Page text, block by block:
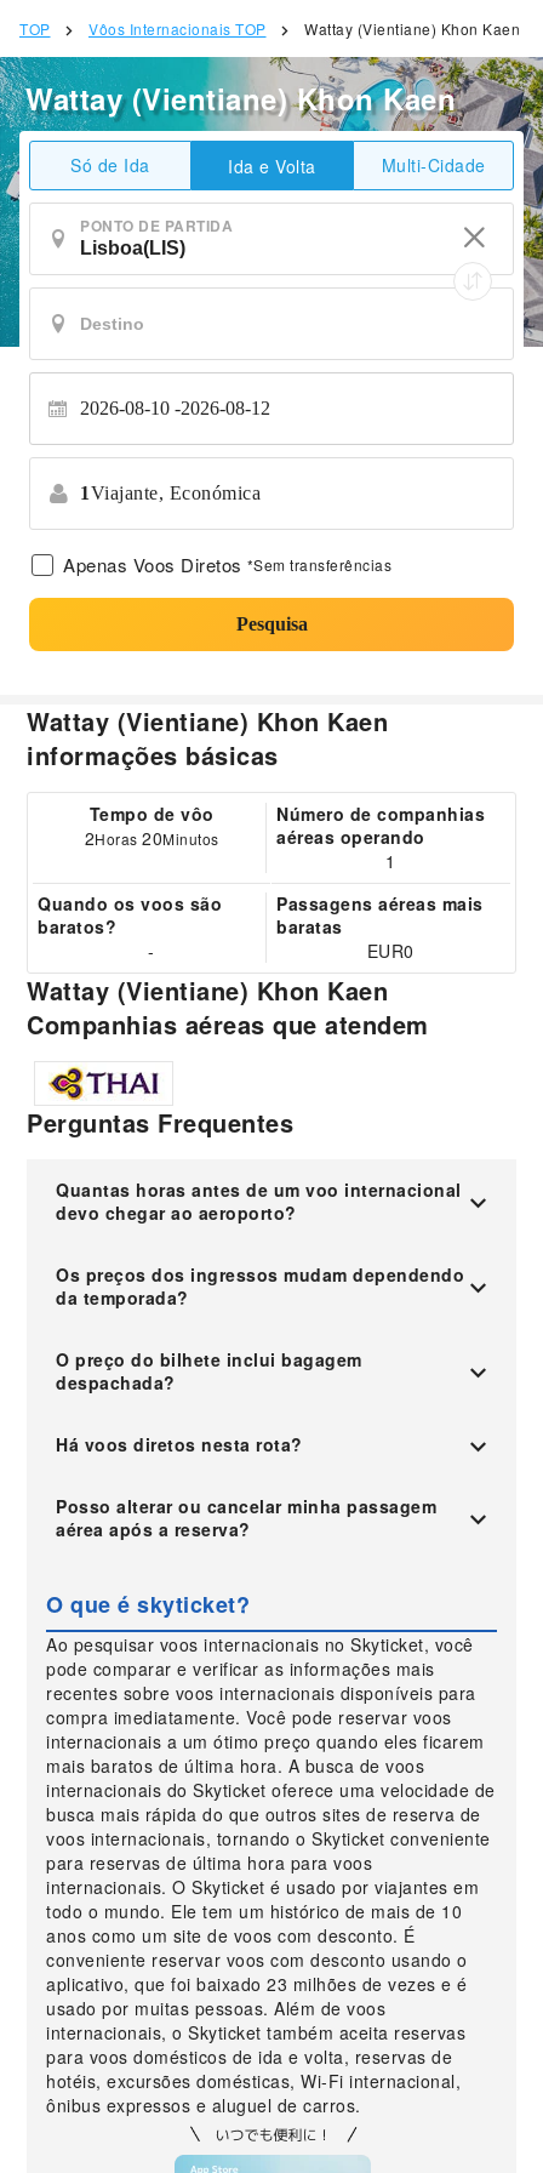
TOP Vôos Internacionais TOP Wattay (Vientiane) Khon Kaen
Wattay (Vientiane) Khon Kaen
Só de Ida Ida e Volta Multi-Cidade
PONTO DE PARTIDA
2026-08-10 2026-08-12
1Viajante, Económica
Apenas Voos Diretos *Sem transferências
Pesquisa
Wattay (Vientiane) Khon Kaen
informações básicas
Tempo de vôo
2Horas20Minutos
Número de companhias
aéreas operando
1
Quando os voos são
baratos?
-
Passagens aéreas mais
baratas
EUR0
Wattay (Vientiane) Khon Kaen
Companhias aéreas que atendem
Perguntas Frequentes
Quantas horas antes de um voo internacional
devo chegar ao aeroporto?
Os preços dos ingressos mudam dependendo
da temporada?
O preço do bilhete inclui bagagem
despachada?
Há voos diretos nesta rota?
Posso alterar ou cancelar minha passagem
aérea após a reserva?
O que é skyticket?
Ao pesquisar voos internacionais no Skyticket, você
pode comparar e verificar as informações mais
recentes sobre voos internacionais disponíveis para
compra imediatamente. Você pode reservar voos
internacionais a um ótimo preço quando eles ficarem
mais baratos de última hora. A busca de voos
internacionais do Skyticket oferece uma velocidade de
busca mais rápida do que outros sites de reserva de
voos internacionais, tornando o Skyticket conveniente
para reservas de última hora para voos
internacionais. O Skyticket é usado por viajantes em
todo o mundo. Ele tem um histórico de mais de 10
anos como um site de voos com desconto. É
conveniente reservar voos com desconto usando o
aplicativo, que foi baixado 23 milhões de vezes e é
usado por muitas pessoas. Além de voos
internacionais, o Skyticket também aceita reservas
para voos domésticos de ida e volta, reservas de
hotéis, excursões domésticas, Wi-Fi internacional,
ônibus expressos e aluguel de carros.